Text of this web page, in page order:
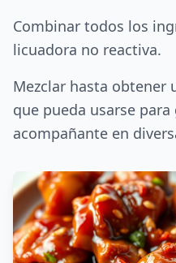
Combinar todos los
licuadora no reactiva.
Mezclar hasta obtener
que pueda usarse
acompañante en